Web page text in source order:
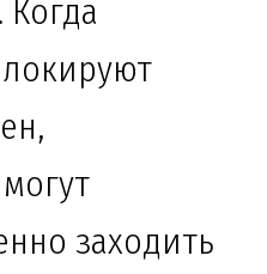
заходить